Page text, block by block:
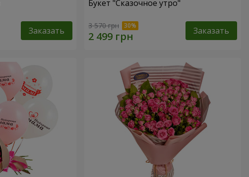
Заказать
Букет "Сказочное утро"
3 570 грн Заказать